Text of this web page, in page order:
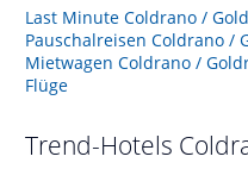
Last Minute Coldrano /
Pauschalreisen Coldrano /
Mietwagen Coldrano /
Flüge
Trend-Hotels